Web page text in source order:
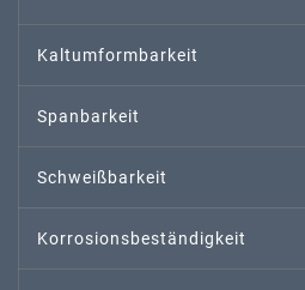
Kaltumformbarkeit
Spanbarkeit
Schweißbarkeit
Korrosionsbeständigkeit